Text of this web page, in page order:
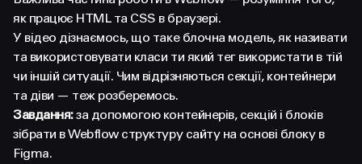
FACEBOOK LINKEDIN
як працює HTML та CSS в браузері.
У відео дізнаємось, що таке блочна модель, як називати
та використовувати класи ти який тег використати в тій
чи іншій ситуації. Чим відрізняються секції, контейнери
та діви — теж розберемось.
Завдання:за допомогою контейнерів, секцій і блоків
зібрати в Webflow структуру сайту на основі блоку в
Figma.